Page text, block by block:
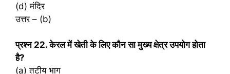
(d) मंदिर
उत्तर – (b)
प्रश्‍न 22. केरल में खेती के लिए कौन सा मुख्य क्षेत्र उपयोग होता
है?
(a) तटीय भाग